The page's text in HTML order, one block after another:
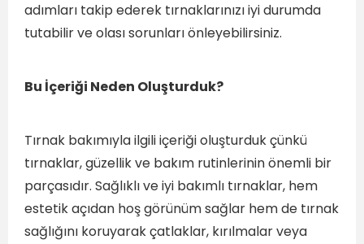
adımları takip ederek tırnaklarınızı iyi durumda
tutabilir ve olası sorunları önleyebilirsiniz.
Bu İçeriği Neden Oluşturduk?
Tırnak bakımıyla ilgili içeriği oluşturduk çünkü
tırnaklar, güzellik ve bakım rutinlerinin önemli bir
parçasıdır. Sağlıklı ve iyi bakımlı tırnaklar, hem
estetik açıdan hoş görünüm sağlar hem de tırnak
sağlığını koruyarak çatlaklar, kırılmalar veya